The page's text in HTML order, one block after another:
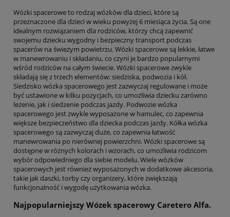
Wózki spacerowe to rodzaj wózków dla dzieci, które są
przeznaczone dla dzieci w wieku powyżej 6 miesiąca życia. Są one
idealnym rozwiązaniem dla rodziców, którzy chcą zapewnić
swojemu dziecku wygodny i bezpieczny transport podczas
spacerów na świeżym powietrzu. Wózki spacerowe są lekkie, łatwe
w manewrowaniu i składaniu, co czyni je bardzo popularnymi
wśród rodziców na całym świecie. Wózki spacerowe zwykle
składają się z trzech elementów: siedziska, podwozia i kół.
Siedzisko wózka spacerowego jest zazwyczaj regulowane i może
być ustawione w kilku pozycjach, co umożliwia dziecku zarówno
leżenie, jak i siedzenie podczas jazdy. Podwozie wózka
spacerowego jest zwykle wyposażone w hamulec, co zapewnia
większe bezpieczeństwo dla dziecka podczas jazdy. Kółka wózka
spacerowego są zazwyczaj duże, co zapewnia łatwość
manewrowania po nierównej powierzchni. Wózki spacerowe są
dostępne w różnych kolorach i wzorach, co umożliwia rodzicom
wybór odpowiedniego dla siebie modelu. Wiele wózków
spacerowych jest również wyposażonych w dodatkowe akcesoria,
takie jak daszki, torby czy organizery, które zwiększają
funkcjonalność i wygodę użytkowania wózka.
Najpopularniejszy Wózek spacerowy Caretero Alfa.